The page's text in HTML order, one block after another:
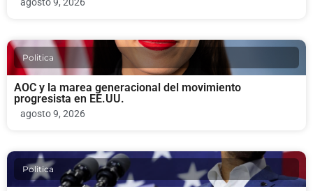
Politica
AOC y la marea generacional del movimiento
progresista en EE.UU.
agosto 9, 2026
Politica